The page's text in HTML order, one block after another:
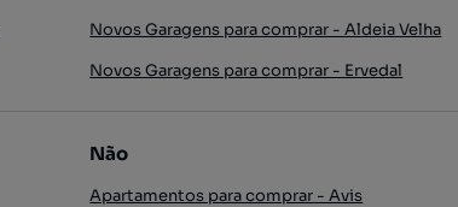
Novos Garagens para comprar - Aldeia Velha
Novos Garagens para comprar - Ervedal
Não
Apartamentos para comprar - Avis